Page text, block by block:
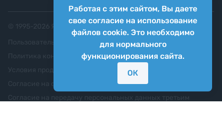
Работая с этим сайтом, Вы даете
свое согласие на использование
файлов cookie. Это необходимо
для нормального
функционирования сайта.
ОК
Яркий фотомаркет ("Яркий Мир")
Пользовательское соглашение
Политика конфиденциальности
Согласие на обработку персональных данных
Согласие на передачу персональных данных третьим